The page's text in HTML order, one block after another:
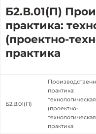
Б2.В.01(П)
практика:
(проектно-
практика
Б2.В.01(П)
практика:
технологическая
(проектно-
практика